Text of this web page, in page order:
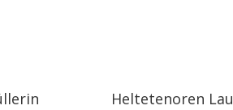
Heltetenoren